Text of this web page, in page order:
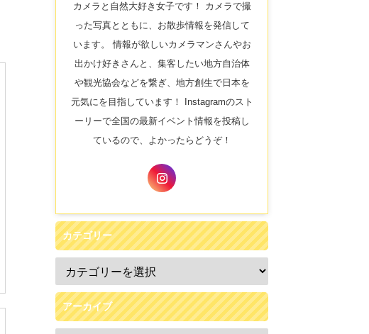
カメラと自然大好き女子です！ カメラで撮
った写真とともに、お散歩情報を発信して
います。 情報が欲しいカメラマンさんやお
出かけ好きさんと、集客したい地方自治体
や観光協会などを繋ぎ、地方創生で日本を
元気にを目指しています！ Instagramのスト
ーリーで全国の最新イベント情報を投稿し
ているので、よかったらどうぞ！
カテゴリー
アーカイブ